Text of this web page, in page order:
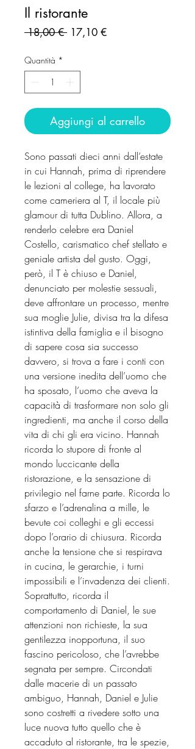
Il ristorante
18,00 € Prezzo
17,10 €Prezzo
Quantità *
Aggiungi al carrello
Sono passati dieci anni dall’estate
in cui Hannah, prima di riprendere
le lezioni al college, ha lavorato
come cameriera al T, il locale più
glamour di tutta Dublino. Allora, a
renderlo celebre era Daniel
Costello, carismatico chef stellato e
geniale artista del gusto. Oggi,
però, il T è chiuso e Daniel,
denunciato per molestie sessuali,
deve affrontare un processo, mentre
sua moglie Julie, divisa tra la difesa
istintiva della famiglia e il bisogno
di sapere cosa sia successo
davvero, si trova a fare i conti con
una versione inedita dell’uomo che
ha sposato, l’uomo che aveva la
capacità di trasformare non solo gli
ingredienti, ma anche il corso della
vita di chi gli era vicino. Hannah
ricorda lo stupore di fronte al
mondo luccicante della
ristorazione, e la sensazione di
privilegio nel farne parte. Ricorda lo
sfarzo e l’adrenalina a mille, le
bevute coi colleghi e gli eccessi
dopo l’orario di chiusura. Ricorda
anche la tensione che si respirava
in cucina, le gerarchie, i turni
impossibili e l’invadenza dei clienti.
Soprattutto, ricorda il
comportamento di Daniel, le sue
attenzioni non richieste, la sua
gentilezza inopportuna, il suo
fascino pericoloso, che l’avrebbe
segnata per sempre. Circondati
dalle macerie di un passato
ambiguo, Hannah, Daniel e Julie
sono costretti a rivedere sotto una
luce nuova tutto quello che è
accaduto al ristorante, tra le spezie,